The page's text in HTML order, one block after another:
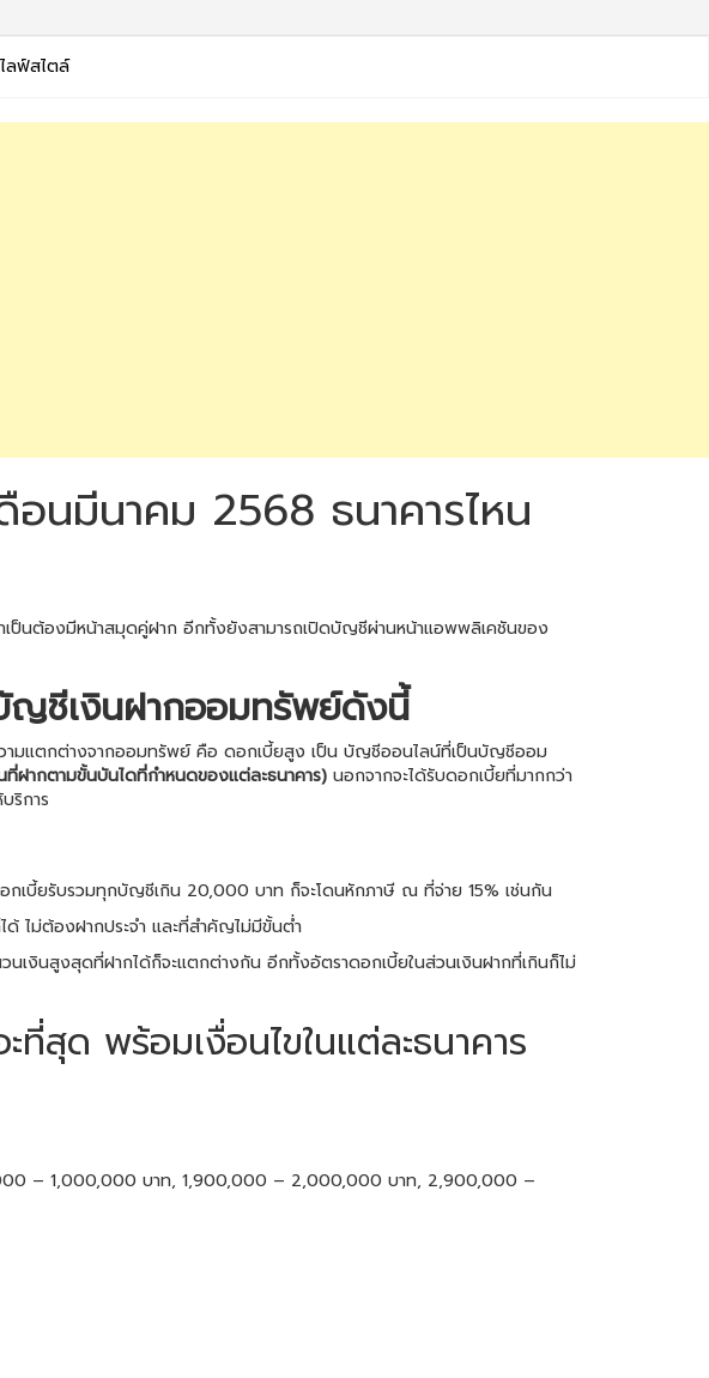
ไลฟ์สไตล์
นมีนาคม 2568 ธนาคารไหน
ป็นต้องมีหน้าสมุดคู่ฝาก อีกทั้งยังสามารถเปิดบัญชีผ่านหน้าแอพพลิเคชันของ
ญชีเงินฝากออมทรัพย์ดังนี้
ามแตกต่างจากออมทรัพย์ คือ ดอกเบี้ยสูง เป็น บัญชีออนไลน์ที่เป็นบัญชีออม
ฝากตามขั้นบันไดที่กำหนดของแต่ละธนาคาร) นอกจากจะได้รับดอกเบี้ยที่มากกว่า
ริการ
บี้ยรับรวมทุกบัญชีเกิน 20,000 บาท ก็จะโดนหักภาษี ณ ที่จ่าย 15% เช่นกัน
ด้ ไม่ต้องฝากประจำ และที่สำคัญไม่มีขั้นต่ำ
นเงินสูงสุดที่ฝากได้ก็จะแตกต่างกัน อีกทั้งอัตราดอกเบี้ยในส่วนเงินฝากที่เกินก็ไม่
สุด พร้อมเงื่อนไขในแต่ละธนาคาร
– 1,000,000 บาท, 1,900,000 – 2,000,000 บาท, 2,900,000 –